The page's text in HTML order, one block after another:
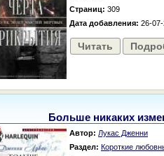
Страниц: 309
Дата добавления: 26-
Читать
Больше никаких
Автор: Лукас Дженни
Раздел: Короткие